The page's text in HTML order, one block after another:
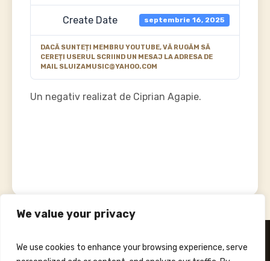
We value your privacy
We use cookies to enhance your browsing experience, serve
Create Date septembrie 16, 2025
DACĂ SUNTEȚI MEMBRU YOUTUBE, VĂ RUGĂM SĂ
CEREȚI USERUL SCRIIND UN MESAJ LA ADRESA DE
MAIL SLUIZAMUSIC@YAHOO.COM
Un negativ realizat de Ciprian Agapie.